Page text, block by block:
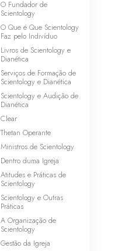
O Fundador de
Scientology
O Que é Que Scientology
Faz pelo Indivíduo
Livros de Scientology e
Dianética
Serviços de Formação de
Scientology e Dianética
Scientology e Audição de
Dianética
Clear
Thetan Operante
Ministros de Scientology
Dentro duma Igreja
Atitudes e Práticas de
Scientology
Scientology e Outras
Práticas
A Organização de
Scientology
Gestão da Igreja